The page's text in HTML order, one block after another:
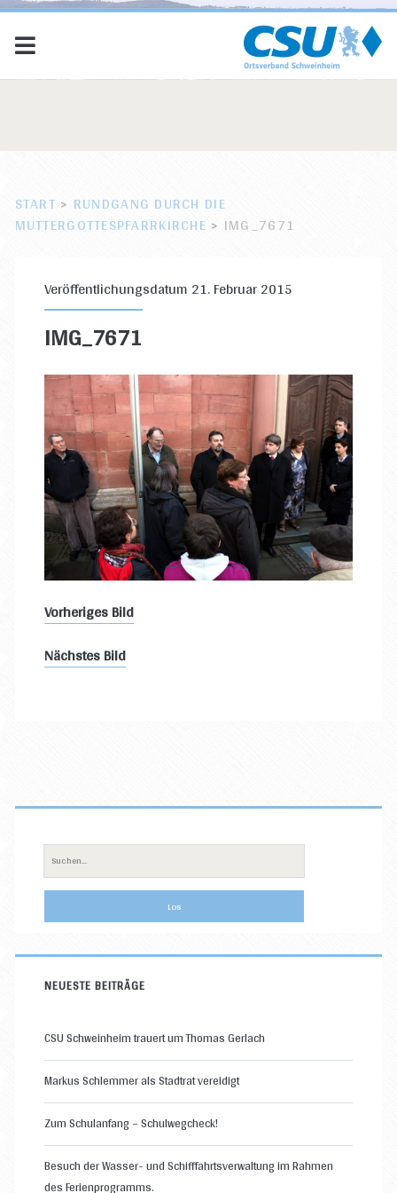
START > RUNDGANG DURCH DIE
MUTTERGOTTESPFARRKIRCHE > IMG_7671
Veröffentlichungsdatum 21. Februar 2015
IMG_7671
Vorheriges Bild
Nächstes Bild
Primäre
Sidebar
Suche
nach:
NEUESTE BEITRÄGE
CSU Schweinheim trauert um Thomas Gerlach
Markus Schlemmer als Stadtrat vereidigt
Zum Schulanfang – Schulwegcheck!
Besuch der Wasser- und Schifffahrtsverwaltung im Rahmen
des Ferienprogramms.